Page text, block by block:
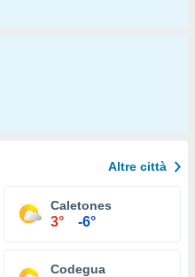
Altre città
Caletones
3° -6°
Codegua